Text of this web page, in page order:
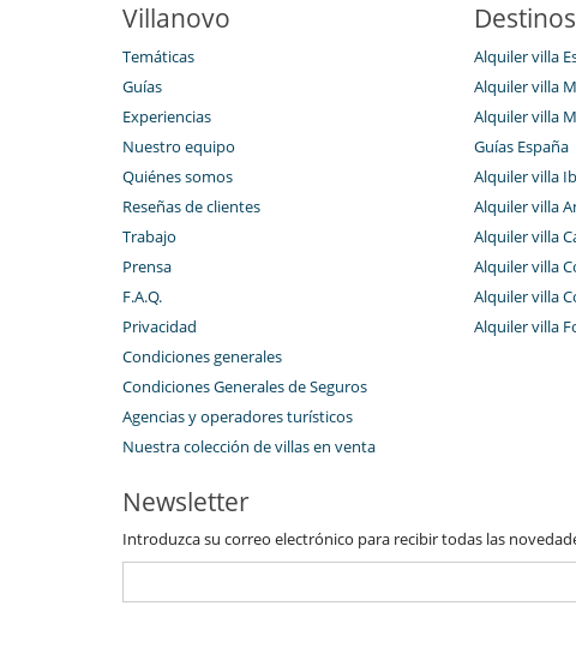
Villanovo
Temáticas
Guías
Experiencias
Nuestro equipo
Quiénes somos
Reseñas de clientes
Trabajo
Prensa
F.A.Q.
Privacidad
Condiciones generales
Condiciones Generales de Seguros
Agencias y operadores turísticos
Nuestra colección de villas en venta
Alquiler villa
Alquiler villa
Alquiler villa
Guías España
Alquiler villa
Alquiler villa
Alquiler villa
Alquiler villa
Alquiler villa
Alquiler villa
Newsletter
Introduzca su correo electrónico para recibir todas las